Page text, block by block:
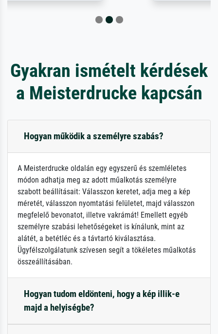
Gyakran ismételt kérdések
a Meisterdrucke kapcsán
Hogyan működik a személyre szabás?
A Meisterdrucke oldalán egy egyszerű és szemléletes
módon adhatja meg az adott műalkotás személyre
szabott beállításait: Válasszon keretet, adja meg a kép
méretét, válasszon nyomtatási felületet, majd válasszon
megfelelő bevonatot, illetve vakrámát! Emellett egyéb
személyre szabási lehetőségeket is kínálunk, mint az
alátét, a betétléc és a távtartó kiválasztása.
Ügyfélszolgálatunk szívesen segít a tökéletes műalkotás
összeállításában.
Hogyan tudom eldönteni, hogy a kép illik-e
majd a helyiségbe?